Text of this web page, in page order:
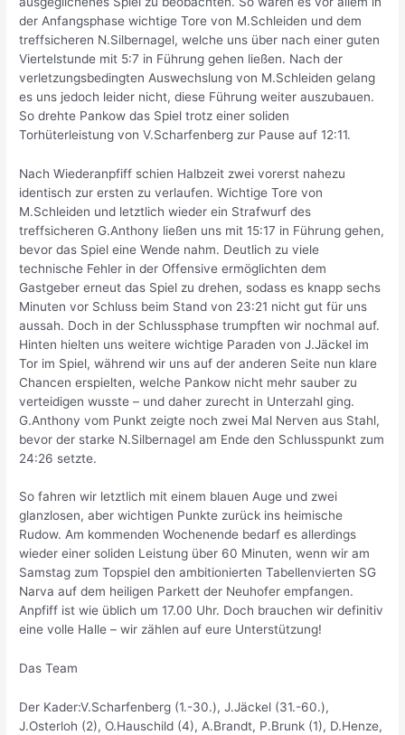
der Anfangsphase wichtige Tore von M.Schleiden und dem
treffsicheren N.Silbernagel, welche uns über nach einer guten
Viertelstunde mit 5:7 in Führung gehen ließen. Nach der
verletzungsbedingten Auswechslung von M.Schleiden gelang
es uns jedoch leider nicht, diese Führung weiter auszubauen.
So drehte Pankow das Spiel trotz einer soliden
Torhüterleistung von V.Scharfenberg zur Pause auf 12:11.
Nach Wiederanpfiff schien Halbzeit zwei vorerst nahezu
identisch zur ersten zu verlaufen. Wichtige Tore von
M.Schleiden und letztlich wieder ein Strafwurf des
treffsicheren G.Anthony ließen uns mit 15:17 in Führung gehen,
bevor das Spiel eine Wende nahm. Deutlich zu viele
technische Fehler in der Offensive ermöglichten dem
Gastgeber erneut das Spiel zu drehen, sodass es knapp sechs
Minuten vor Schluss beim Stand von 23:21 nicht gut für uns
aussah. Doch in der Schlussphase trumpften wir nochmal auf.
Hinten hielten uns weitere wichtige Paraden von J.Jäckel im
Tor im Spiel, während wir uns auf der anderen Seite nun klare
Chancen erspielten, welche Pankow nicht mehr sauber zu
verteidigen wusste – und daher zurecht in Unterzahl ging.
G.Anthony vom Punkt zeigte noch zwei Mal Nerven aus Stahl,
bevor der starke N.Silbernagel am Ende den Schlusspunkt zum
24:26 setzte.
So fahren wir letztlich mit einem blauen Auge und zwei
glanzlosen, aber wichtigen Punkte zurück ins heimische
Rudow. Am kommenden Wochenende bedarf es allerdings
wieder einer soliden Leistung über 60 Minuten, wenn wir am
Samstag zum Topspiel den ambitionierten Tabellenvierten SG
Narva auf dem heiligen Parkett der Neuhofer empfangen.
Anpfiff ist wie üblich um 17.00 Uhr. Doch brauchen wir definitiv
eine volle Halle – wir zählen auf eure Unterstützung!
Das Team
Der Kader:V.Scharfenberg (1.-30.), J.Jäckel (31.-60.),
J.Osterloh (2), O.Hauschild (4), A.Brandt, P.Brunk (1), D.Henze,